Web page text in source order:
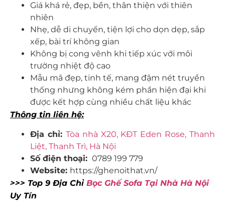
Giá khá rẻ, đẹp, bền, thân thiện với thiên
nhiên
Nhẹ, dễ di chuyển, tiện lợi cho dọn dẹp, sắp
xếp, bài trí không gian
Không bị cong vênh khi tiếp xúc với môi
trường nhiệt độ cao
Mẫu mã đẹp, tinh tế, mang đậm nét truyền
thống nhưng không kém phần hiện đại khi
được kết hợp cùng nhiều chất liệu khác
Thông tin liên hệ:
Địa chỉ: Tòa nhà X20, KĐT Eden Rose, Thanh
Liệt, Thanh Trì, Hà Nội
Số điện thoại: 0789 199 779
Website: https://ghenoithat.vn/
>>> Top 9 Địa Chỉ Bọc Ghế Sofa Tại Nhà Hà Nội
Uy Tín